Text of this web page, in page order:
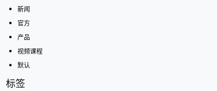
新闻
官方
产品
视频课程
默认
标签